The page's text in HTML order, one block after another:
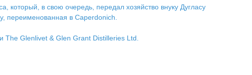
в свою очередь, передал хозяйство внуку Дугласу
переименованная в Caperdonich.
The Glenlivet & Glen Grant Distilleries Ltd.